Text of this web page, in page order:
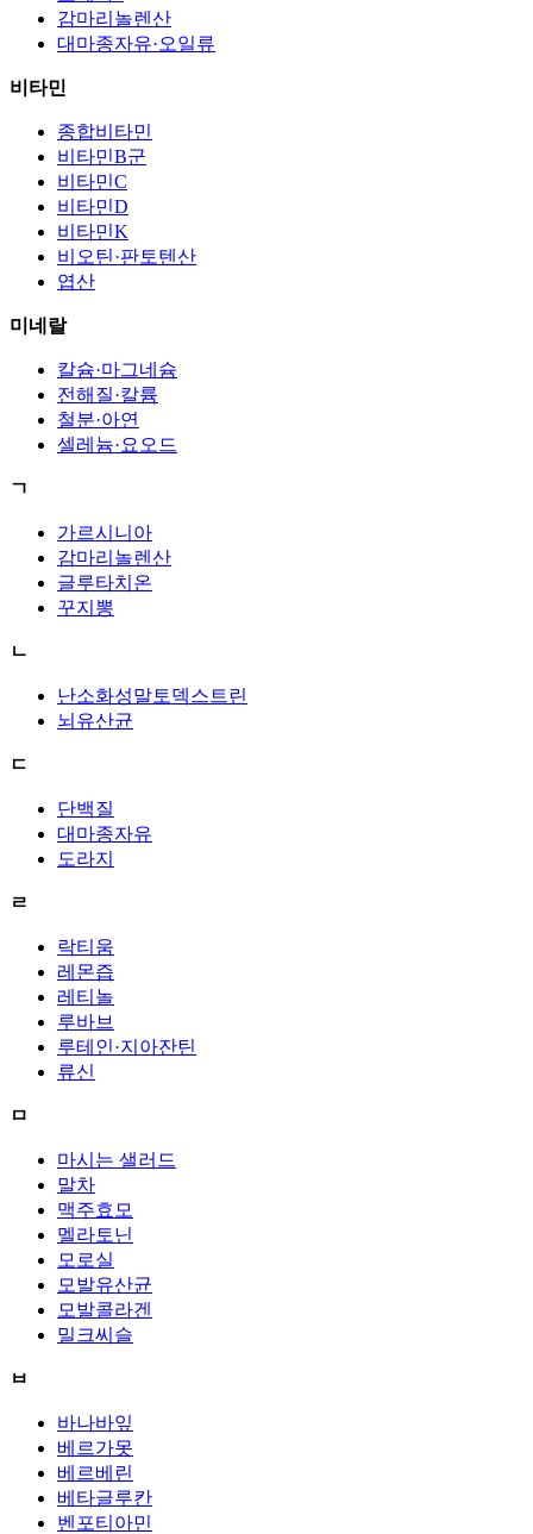
감마리놀렌산
대마종자유·오일류
비타민
종합비타민
비타민B군
비타민C
비타민D
비타민K
비오틴·판토텐산
엽산
미네랄
칼슘·마그네슘
전해질·칼륨
철분·아연
셀레늄·요오드
ㄱ
가르시니아
감마리놀렌산
글루타치온
꾸지뽕
ㄴ
난소화성말토덱스트린
뇌유산균
ㄷ
단백질
대마종자유
도라지
ㄹ
락티움
레몬즙
레티놀
루바브
루테인·지아잔틴
류신
ㅁ
마시는 샐러드
말차
맥주효모
멜라토닌
모로실
모발유산균
모발콜라겐
밀크씨슬
ㅂ
바나바잎
베르가못
베르베린
베타글루칸
벤포티아민